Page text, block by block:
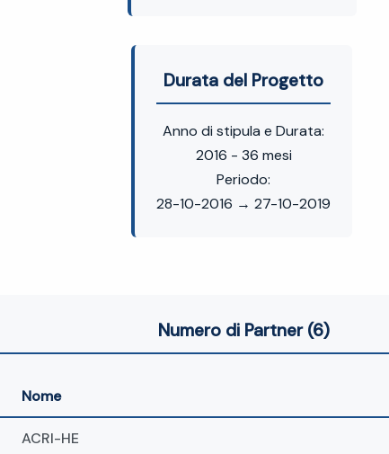
Durata del Progetto
Anno di stipula e Durata:
2016 - 36 mesi
Periodo:
28-10-2016 → 27-10-2019
Numero di Partner (6)
Nome
ACRI-HE